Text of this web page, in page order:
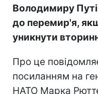
Володимиру
до перемир'я,
уникнути
Про це
посиланням на
НАТО Марка